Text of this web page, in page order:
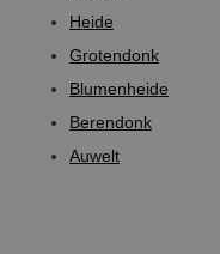
Heide
Grotendonk
Blumenheide
Berendonk
Auwelt